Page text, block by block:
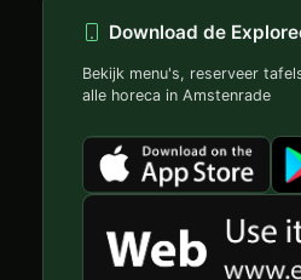
Download de
Bekijk menu's, reserveer
alle horeca in Amstenrade